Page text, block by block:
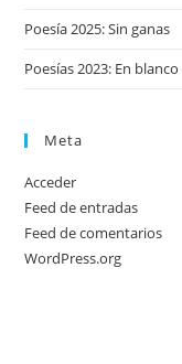
Poesía 2025: Sin ganas
Poesías 2023: En blanco
Meta
Acceder
Feed de entradas
Feed de comentarios
WordPress.org